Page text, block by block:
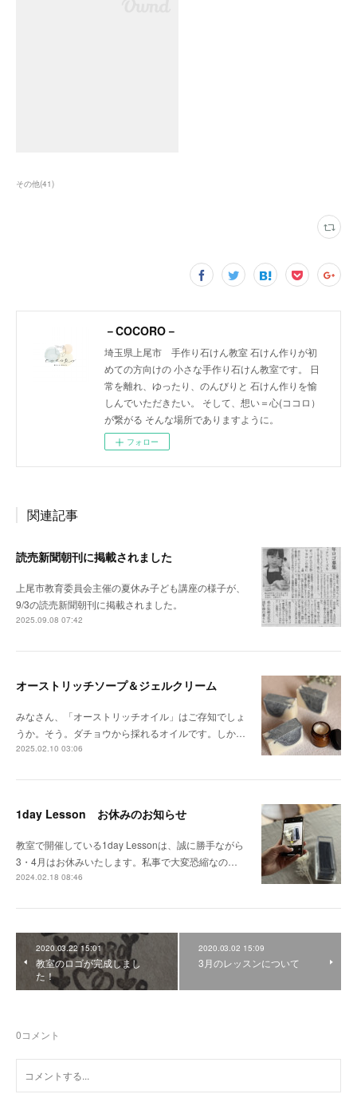
その他(41)
－COCORO－
埼玉県上尾市 手作り石けん教室 石けん作りが初
めての方向けの 小さな手作り石けん教室です。 日
常を離れ、ゆったり、のんびりと 石けん作りを愉
しんでいただきたい。 そして、想い＝心(ココロ）
が繋がる そんな場所でありますように。
フォロー
関連記事
読売新聞朝刊に掲載されました
上尾市教育委員会主催の夏休み子ども講座の様子が、
9/3の読売新聞朝刊に掲載されました。
2025.09.08 07:42
オーストリッチソープ＆ジェルクリーム
みなさん、「オーストリッチオイル」はご存知でしょ
うか。そう。ダチョウから採れるオイルです。しか…
2025.02.10 03:06
1day Lesson お休みのお知らせ
教室で開催している1day Lessonは、誠に勝手ながら
3・4月はお休みいたします。私事で大変恐縮なの…
2024.02.18 08:46
2020.03.22 15:01
教室のロゴが完成しまし
た！
2020.03.02 15:09
3月のレッスンについて
0コメント